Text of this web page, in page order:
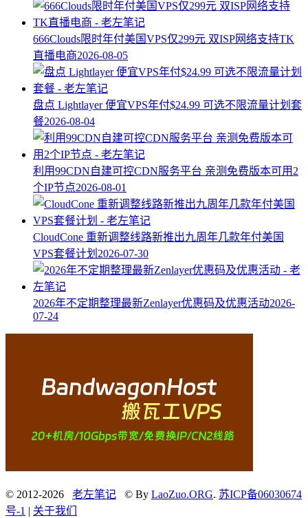
666Clouds限时年付美国VPS仅299元 双ISP网络支持TK
直播电商2026-08-05
盘点 Lightlayer 便宜VPS年付$24.99 可选不限流量计划套
餐2026-08-04
利用99CDN自建可控CDN服务平台 亲测免费版本可用2
个IP节点2026-08-01
CloudCone 重新调整线路新推出九周年几款年付美国
VPS套餐计划 2026-07-30
2026年不定期整理最新Zenlayer优惠码及优惠活动2026-
07-24
© 2012-2026 老左笔记 © By LaoZuo.ORG. 苏ICP备06030674
号-1 | 关于我们